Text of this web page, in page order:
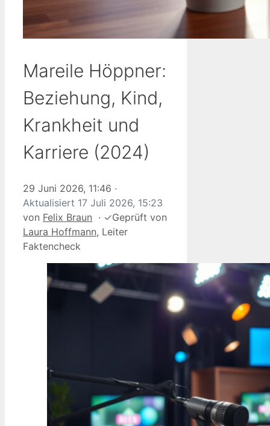
Mareile Höppner:
Beziehung, Kind,
Krankheit und
Karriere (2024)
29 Juni 2026, 11:46 ·
Aktualisiert 17 Juli 2026, 15:23
von Felix Braun · ✓Geprüft von
Laura Hoffmann, Leiter
Faktencheck